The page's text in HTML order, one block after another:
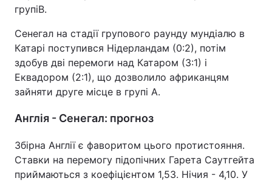
групіВ.
Сенегал на стадії групового раунду мундіалю в
Катарі поступився Нідерландам (0:2), потім
здобув дві перемоги над Катаром (3:1) і
Еквадором (2:1), що дозволило африканцям
зайняти друге місце в групі А.
Англія - Сенегал: прогноз
Збірна Англії є фаворитом цього протистояння.
Ставки на перемогу підопічних Гарета Саутгейта
приймаються з коефіцієнтом 1,53. Нічия - 4,10. У